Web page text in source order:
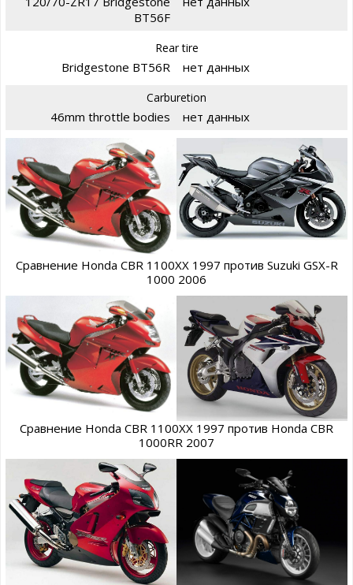
BT56F
Rear tire
Bridgestone BT56R нет данных
Carburetion
46mm throttle bodies нет данных
Сравнение Honda CBR 1100XX 1997 против Suzuki GSX-R
1000 2006
Сравнение Honda CBR 1100XX 1997 против Honda CBR
1000RR 2007